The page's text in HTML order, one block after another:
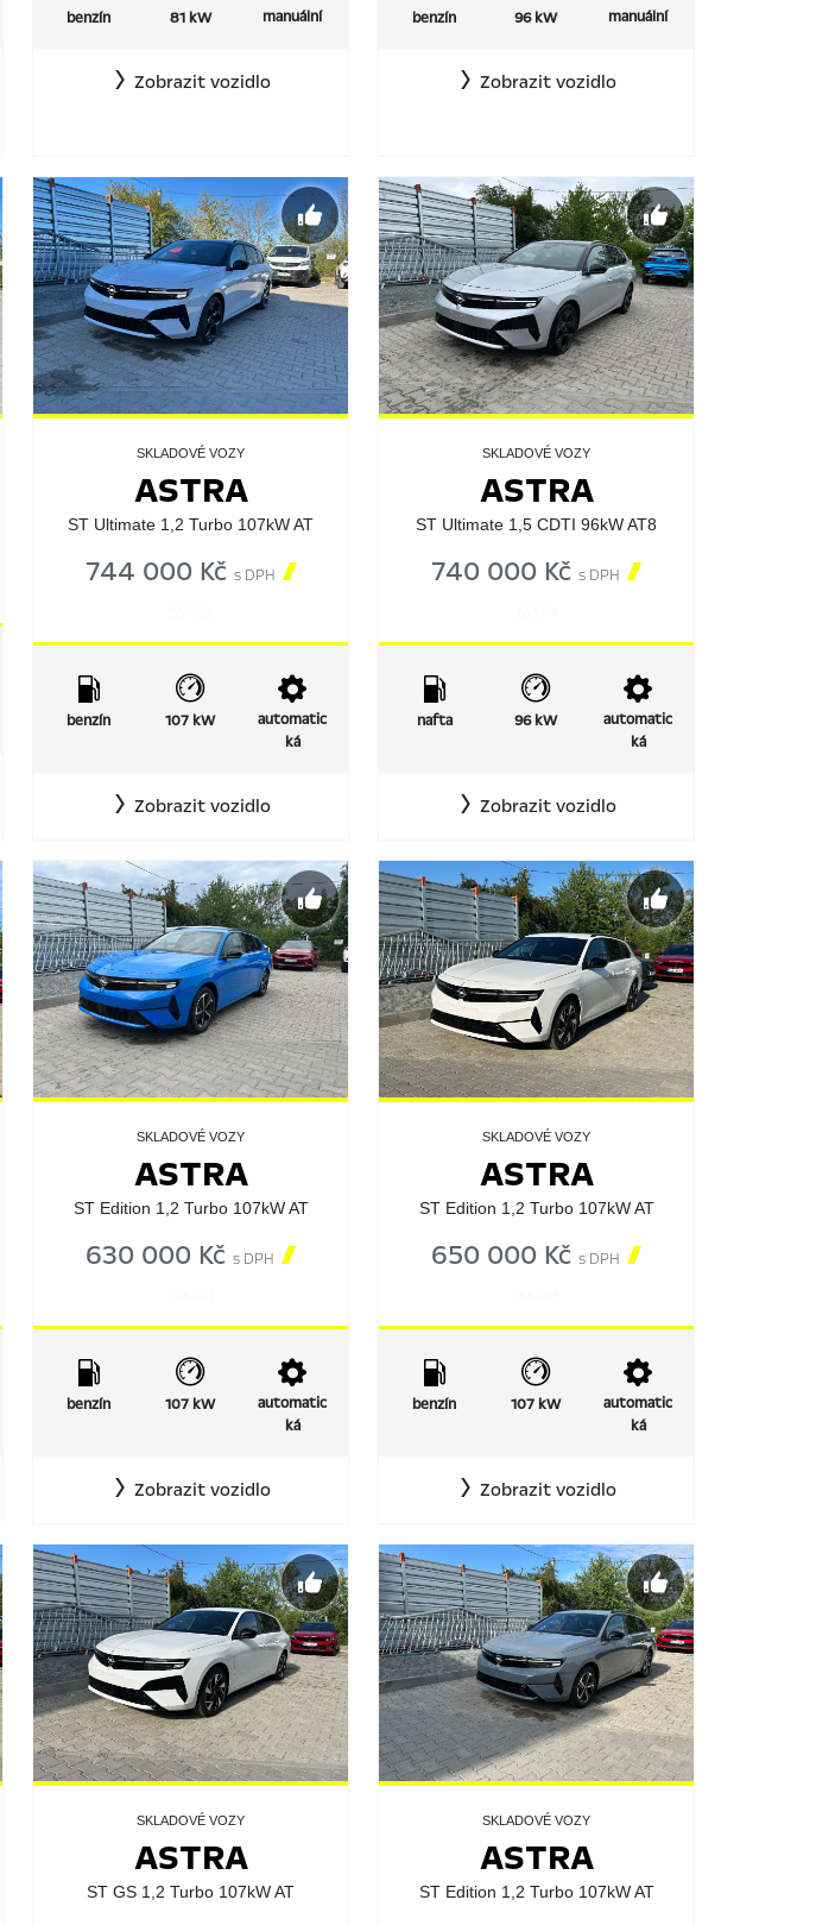
benzín 81 kW manuální
Zobrazit vozidlo
benzín 96 kW manuální
Zobrazit vozidlo
SKLADOVÉ VOZY
ASTRA
ST Ultimate 1,2 Turbo 107kW AT
744 000 Kč s DPH 
benzín 107 kW
automatic
ká
Zobrazit vozidlo
SKLADOVÉ VOZY
ASTRA
ST Ultimate 1,5 CDTI 96kW AT8
740 000 Kč s DPH 
nafta 96 kW
automatic
ká
Zobrazit vozidlo
SKLADOVÉ VOZY
ASTRA
ST Edition 1,2 Turbo 107kW AT
630 000 Kč s DPH 
benzín 107 kW
automatic
ká
Zobrazit vozidlo
SKLADOVÉ VOZY
ASTRA
ST Edition 1,2 Turbo 107kW AT
650 000 Kč s DPH 
benzín 107 kW
automatic
ká
Zobrazit vozidlo
SKLADOVÉ VOZY
ASTRA
ST GS 1,2 Turbo 107kW AT
SKLADOVÉ VOZY
ASTRA
ST Edition 1,2 Turbo 107kW AT